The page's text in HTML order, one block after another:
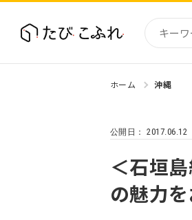
ホーム 沖縄
公開日：2017.06.12
＜石垣
の魅力